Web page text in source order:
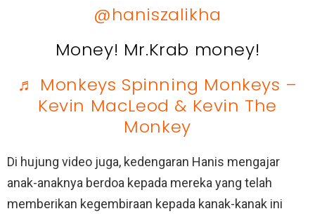
@haniszalikha
Money! Mr.Krab money!
♬ Monkeys Spinning Monkeys –
Kevin MacLeod & Kevin The
Monkey
Di hujung video juga, kedengaran Hanis mengajar
anak-anaknya berdoa kepada mereka yang telah
memberikan kegembiraan kepada kanak-kanak ini